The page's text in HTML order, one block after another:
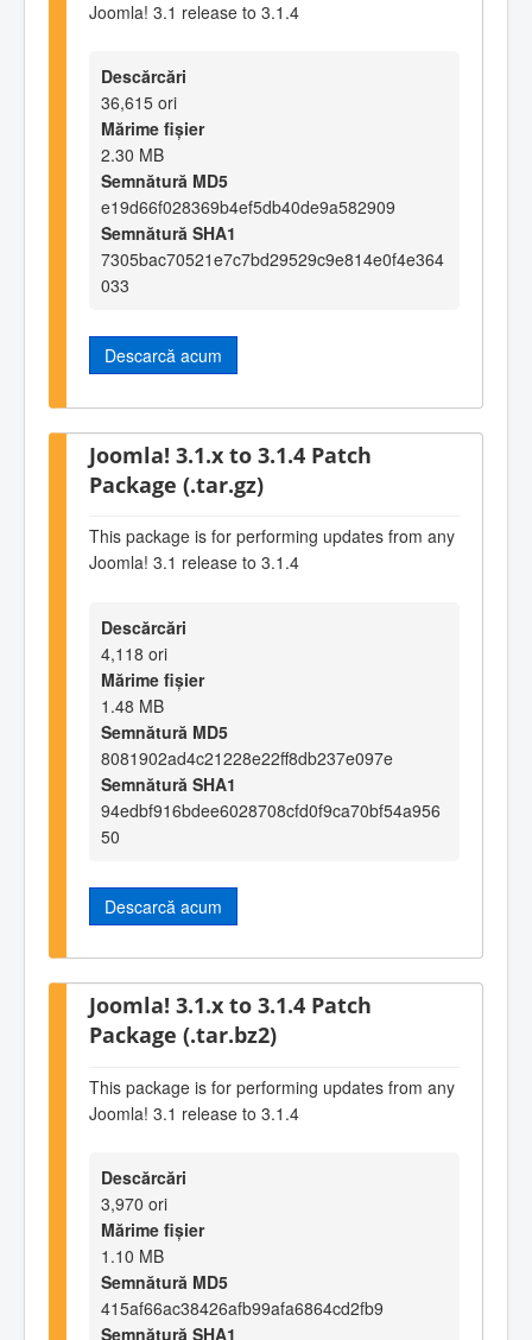
Joomla! 3.1 release to 3.1.4
Descărcări
36,615 ori
Mărime fișier
2.30 MB
Semnătură MD5
e19d66f028369b4ef5db40de9a582909
Semnătură SHA1
7305bac70521e7c7bd29529c9e814e0f4e364
033
Descarcă acum
Joomla! 3.1.x to 3.1.4 Patch
Package (.tar.gz)
This package is for performing updates from any
Joomla! 3.1 release to 3.1.4
Descărcări
4,118 ori
Mărime fișier
1.48 MB
Semnătură MD5
8081902ad4c21228e22ff8db237e097e
Semnătură SHA1
94edbf916bdee6028708cfd0f9ca70bf54a956
50
Descarcă acum
Joomla! 3.1.x to 3.1.4 Patch
Package (.tar.bz2)
This package is for performing updates from any
Joomla! 3.1 release to 3.1.4
Descărcări
3,970 ori
Mărime fișier
1.10 MB
Semnătură MD5
415af66ac38426afb99afa6864cd2fb9
Semnătură SHA1